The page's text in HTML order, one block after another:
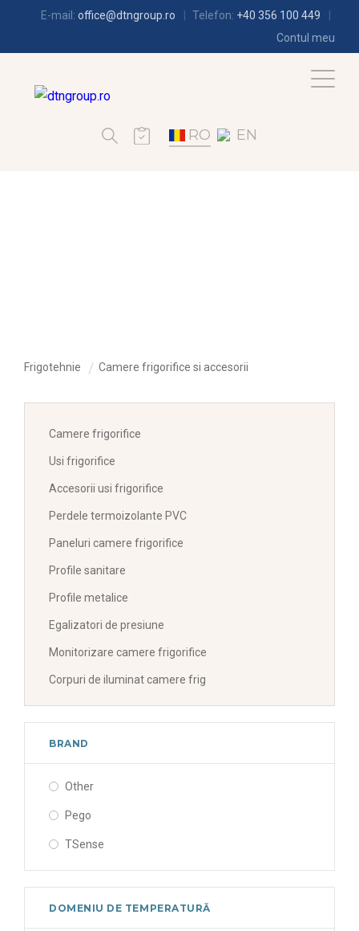
E-mail: office@dtngroup.ro Telefon: +40 356 100 449
Contul meu
RO EN
Frigotehnie Camere frigorifice si accesorii
Camere frigorifice
Usi frigorifice
Accesorii usi frigorifice
Perdele termoizolante PVC
Paneluri camere frigorifice
Profile sanitare
Profile metalice
Egalizatori de presiune
Monitorizare camere frigorifice
Corpuri de iluminat camere frig
BRAND
Other
Pego
TSense
DOMENIU DE TEMPERATURĂ